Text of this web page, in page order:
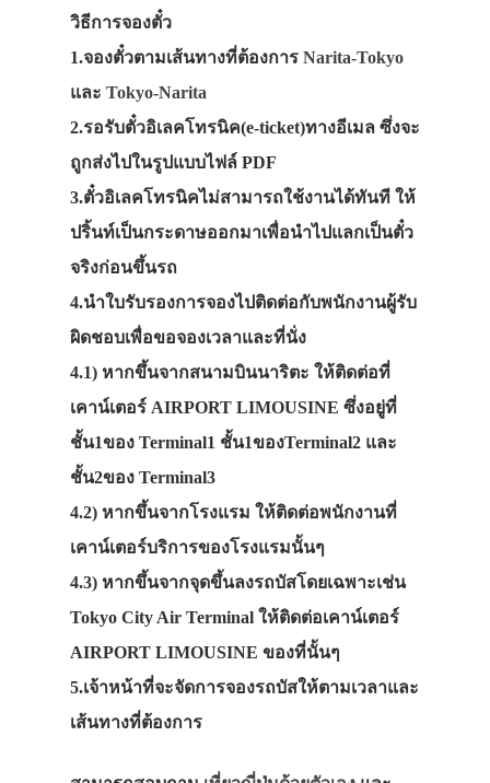
วิธีการจองตั๋ว
1.จองตั๋วตามเส้นทางที่ต้องการ Narita-Tokyo
และ Tokyo-Narita
2.รอรับตั๋วอิเลคโทรนิค(e-ticket)ทางอีเมล ซึ่งจะ
ถูกส่งไปในรูปแบบไฟล์ PDF
3.ตั๋วอิเลคโทรนิคไม่สามารถใช้งานได้ทันที ให้
ปริ้นท์เป็นกระดาษออกมาเพื่อนำไปแลกเป็นตั๋ว
จริงก่อนขึ้นรถ
4.นำใบรับรองการจองไปติดต่อกับพนักงานผู้รับ
ผิดชอบเพื่อขอจองเวลาและที่นั่ง
4.1) หากขึ้นจากสนามบินนาริตะ ให้ติดต่อที่
เคาน์เตอร์ AIRPORT LIMOUSINE ซึ่งอยู่ที่
ชั้น1ของ Terminal1 ชั้น1ของTerminal2 และ
ชั้น2ของ Terminal3
4.2) หากขึ้นจากโรงแรม ให้ติดต่อพนักงานที่
เคาน์เตอร์บริการของโรงแรมนั้นๆ
4.3) หากขึ้นจากจุดขึ้นลงรถบัสโดยเฉพาะเช่น
Tokyo City Air Terminal ให้ติดต่อเคาน์เตอร์
AIRPORT LIMOUSINE ของที่นั้นๆ
5.เจ้าหน้าที่จะจัดการจองรถบัสให้ตามเวลาและ
เส้นทางที่ต้องการ